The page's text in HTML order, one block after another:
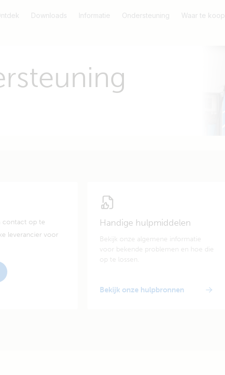
Downloads Informatie Ondersteuning Waar te koop
contact op te
leverancier voor
Handige hulpmiddelen
Bekijk onze algemene informatie
voor bekende problemen en hoe die
op te lossen.
Bekijk onze hulpbronnen